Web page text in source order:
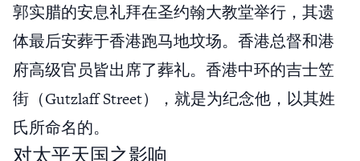
郭实腊的安息礼拜在圣约翰大教堂举行，其遗
体最后安葬于香港跑马地坟场。香港总督和港
府高级官员皆出席了葬礼。香港中环的吉士笠
街（Gutzlaff Street），就是为纪念他，以其姓
氏所命名的。
对太平天国之影响